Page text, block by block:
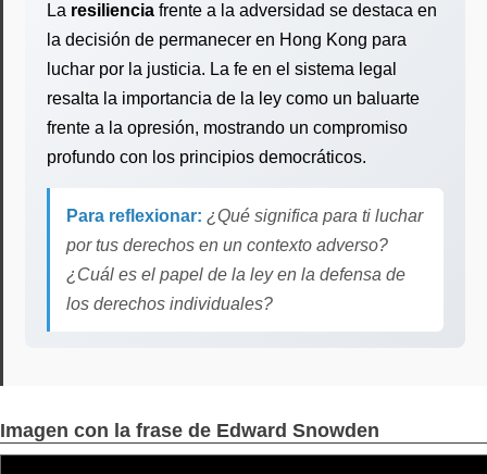
La resiliencia frente a la adversidad se destaca en
la decisión de permanecer en Hong Kong para
luchar por la justicia. La fe en el sistema legal
resalta la importancia de la ley como un baluarte
frente a la opresión, mostrando un compromiso
profundo con los principios democráticos.
Para reflexionar: ¿Qué significa para ti luchar
por tus derechos en un contexto adverso?
¿Cuál es el papel de la ley en la defensa de
los derechos individuales?
Imagen con la frase de Edward Snowden